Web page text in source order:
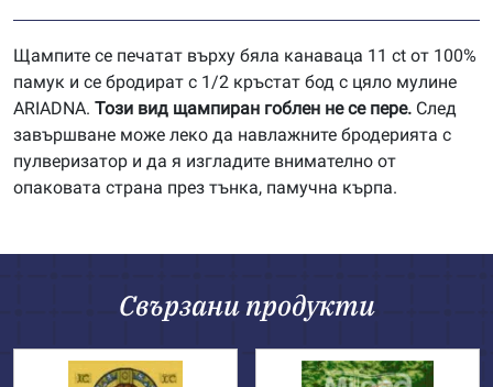
Щампите се печатат върху бяла канаваца 11 ct от 100%
памук и се бродират с 1/2 кръстат бод с цяло мулине
ARIADNA. Този вид щампиран гоблен не се пере. След
завършване може леко да навлажните бродерията с
пулверизатор и да я изгладите внимателно от
опаковата страна през тънка, памучна кърпа.
Свързани продукти